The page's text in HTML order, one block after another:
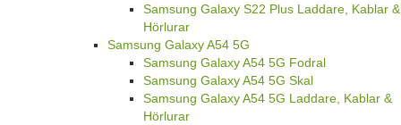
Samsung Galaxy S22 Plus Laddare, Kablar &
Hörlurar
Samsung Galaxy A54 5G
Samsung Galaxy A54 5G Fodral
Samsung Galaxy A54 5G Skal
Samsung Galaxy A54 5G Laddare, Kablar &
Hörlurar